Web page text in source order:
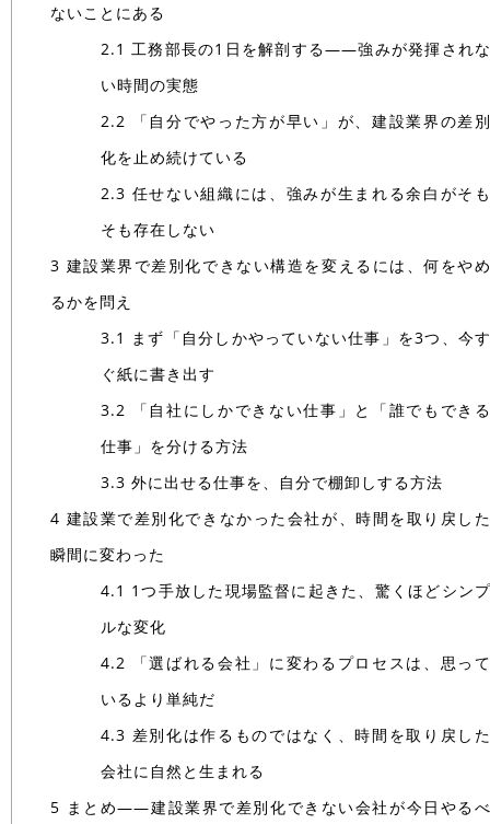
ないことにある
2.1 工務部長の1日を解剖する――強みが発揮されな
い時間の実態
2.2 「自分でやった方が早い」が、建設業界の差別
化を止め続けている
2.3 任せない組織には、強みが生まれる余白がそも
そも存在しない
3 建設業界で差別化できない構造を変えるには、何をやめ
るかを問え
3.1 まず「自分しかやっていない仕事」を3つ、今す
ぐ紙に書き出す
3.2 「自社にしかできない仕事」と「誰でもできる
仕事」を分ける方法
3.3 外に出せる仕事を、自分で棚卸しする方法
4 建設業で差別化できなかった会社が、時間を取り戻した
瞬間に変わった
4.1 1つ手放した現場監督に起きた、驚くほどシンプ
ルな変化
4.2 「選ばれる会社」に変わるプロセスは、思って
いるより単純だ
4.3 差別化は作るものではなく、時間を取り戻した
会社に自然と生まれる
5 まとめ――建設業界で差別化できない会社が今日やるべ